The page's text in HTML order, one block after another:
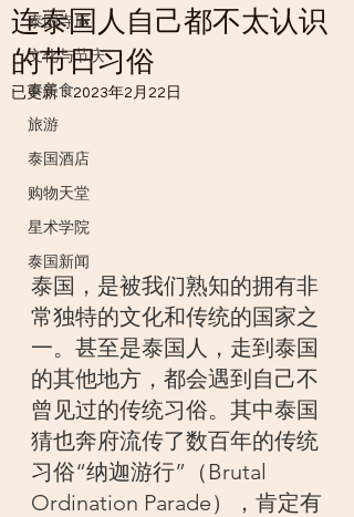
泰国寺庙
文化与节庆
泰美食
旅游
泰国酒店
购物天堂
星术学院
泰国新闻
连泰国人自己都不太认识
的节日习俗
已更新：2023年2月22日
泰国，是被我们熟知的拥有非
常独特的文化和传统的国家之
一。甚至是泰国人，走到泰国
的其他地方，都会遇到自己不
曾见过的传统习俗。其中泰国
猜也奔府流传了数百年的传统
习俗“纳迦游行”（Brutal
Ordination Parade），肯定有